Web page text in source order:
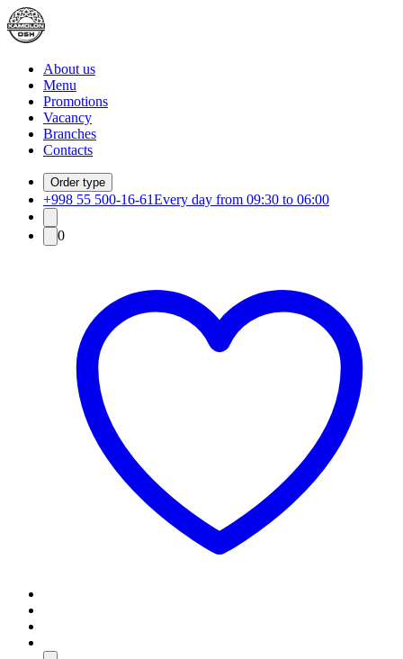
About us
Menu
Promotions
Vacancy
Branches
Contacts
Order type
+998 55 500-16-61Every day from 09:30 to 06:00
0